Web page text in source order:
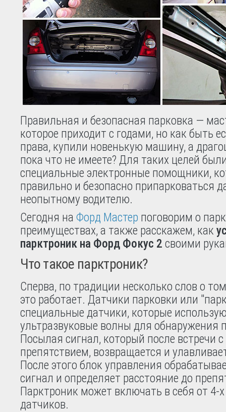
Правильная и безопасная парковка —
которое приходит с годами, но как быть
права, купили новенькую машину, а
пока что не имеете? Для таких целей
специальные электронные помощники,
правильно и безопасно припарковаться
неопытному водителю.
Сегодня на Форд Мастер поговорим о
преимуществах, а также расскажем, как
парктроник на Форд Фокус 2 своими
Что такое парктроник?
Сперва, по традиции несколько слов о
это работает. Датчики парковки или
специальные датчики, которые
ультразвуковые волны для обнаружения
Посылая сигнал, который после встречи
препятствием, возвращается и
После этого блок управления
сигнал и определяет расстояние до
Парктроник может включать в себя от 4-
датчиков.